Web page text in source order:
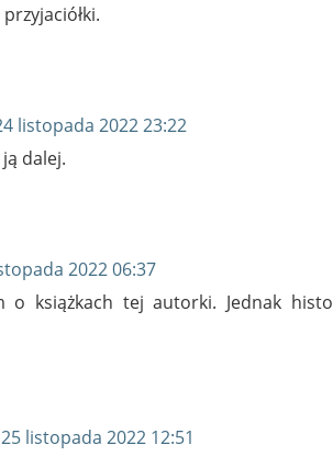
listopada 2022 23:22
dalej.
2022 06:37
o książkach tej autorki. Jednak
25 listopada 2022 12:51